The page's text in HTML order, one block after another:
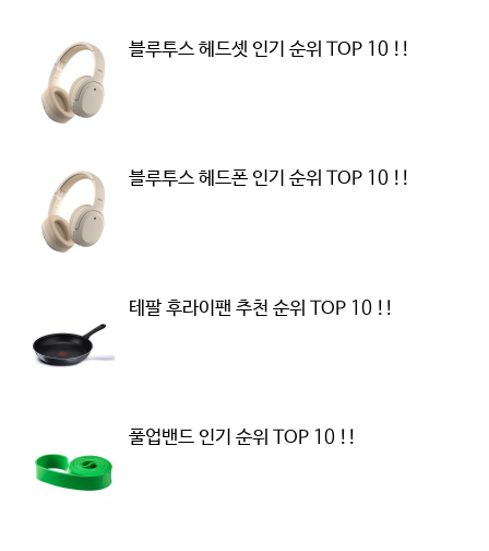
블루투스 헤드셋 인기 순위 TOP 10 !!
블루투스 헤드폰 인기 순위 TOP 10 !!
테팔 후라이팬 추천 순위 TOP 10 !!
풀업밴드 인기 순위 TOP 10 !!